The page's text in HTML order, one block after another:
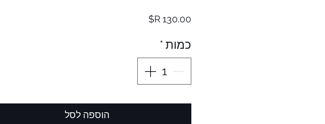
מחיר
כמות *
הוספה לסל